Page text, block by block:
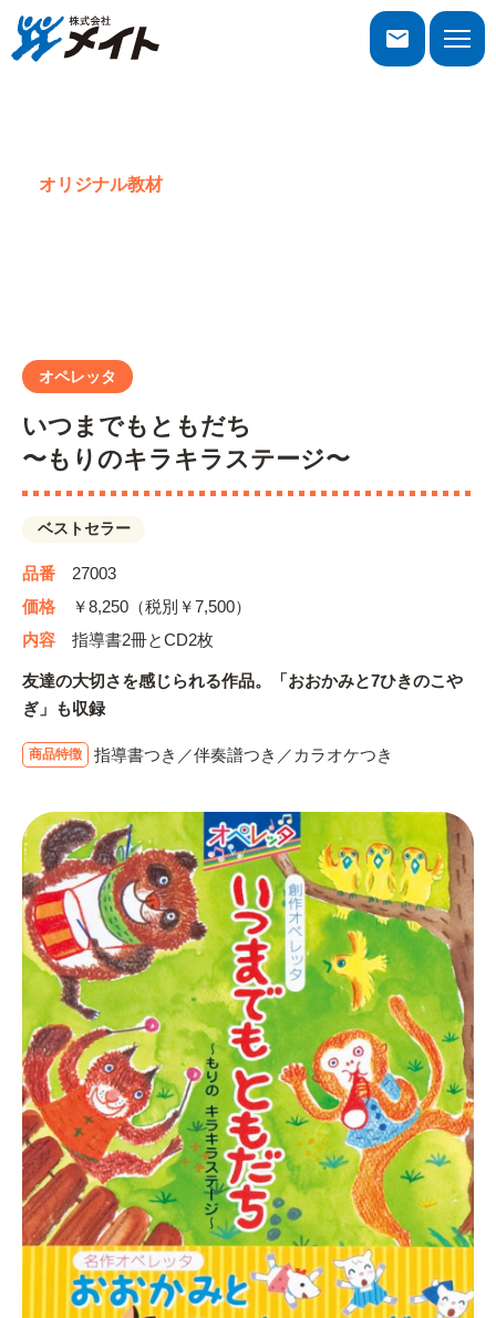
toggle
オリジナル教材
オペレッタ
いつまでもともだち
〜もりのキラキラステージ〜
ベストセラー
品番
27003
価格
￥8,250（税別￥7,500）
内容
指導書2冊とCD2枚
友達の大切さを感じられる作品。「おおかみと7ひきのこや
ぎ」も収録
商品特徴 指導書つき／伴奏譜つき／カラオケつき